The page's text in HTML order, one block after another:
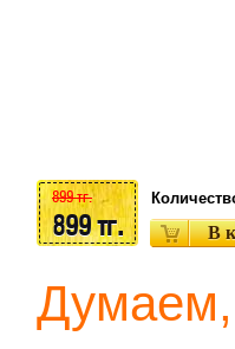
899 тг.
899 тг.
Думаем,